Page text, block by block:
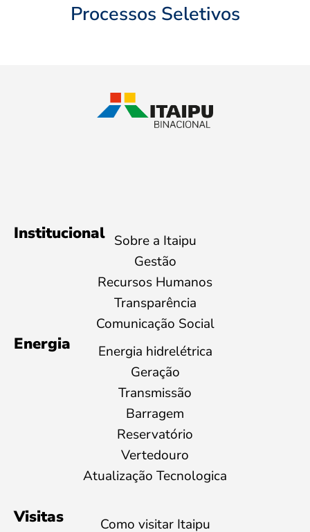
Processos Seletivos
Institucional Sobre a Itaipu
Gestão
Recursos Humanos
Transparência
Comunicação Social
Energia
Energia hidrelétrica
Geração
Transmissão
Barragem
Reservatório
Vertedouro
Atualização Tecnologica
Visitas
Como visitar Itaipu